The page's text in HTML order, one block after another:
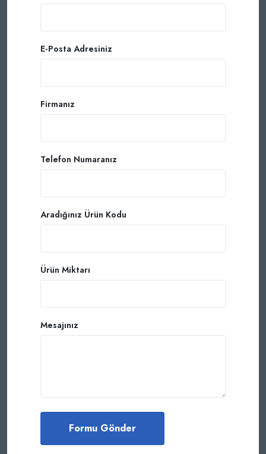
E-Posta Adresiniz
Firmanız
Telefon Numaranız
Aradığınız Ürün Kodu
Ürün Miktarı
Mesajınız